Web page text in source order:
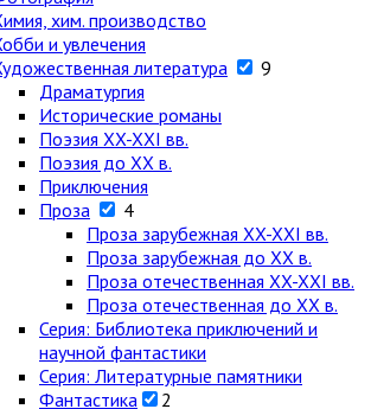
хим. производство
и увлечения
литература
9
Драматургия
Исторические романы
Поэзия XX-XXI вв.
Поэзия до XX в.
Приключения
Проза
4
Проза зарубежная XX-XXI вв.
Проза зарубежная до XX в.
Проза отечественная XX-XXI вв.
Проза отечественная до XX в.
Серия: Библиотека приключений и
научной фантастики
Серия: Литературные памятники
Фантастика
2